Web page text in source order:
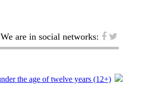
We are in social networks: